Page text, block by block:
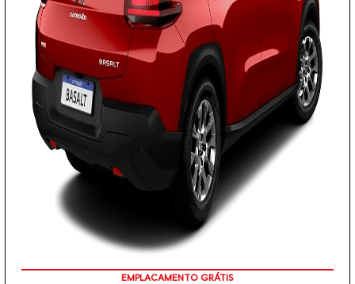
PREÇO IMPERDÍVEL